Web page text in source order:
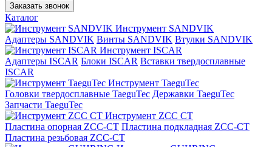
Заказать звонок
Каталог
Инструмент SANDVIK
Адаптеры SANDVIK Винты SANDVIK Втулки SANDVIK
Инструмент ISCAR
Адаптеры ISCAR Блоки ISCAR Вставки твердосплавные
ISCAR
Инструмент TaeguTec
Головки твердосплавные TaeguTec Державки TaeguTec
Запчасти TaeguTec
Инструмент ZCС CT
Пластина опорная ZCC-CT Пластина подкладная ZCC-CT
Пластина резьбовая ZCC-CT